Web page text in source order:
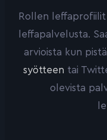
Rollen
leffapalvelusta.
arvioista kun
syötteen tai
olevista